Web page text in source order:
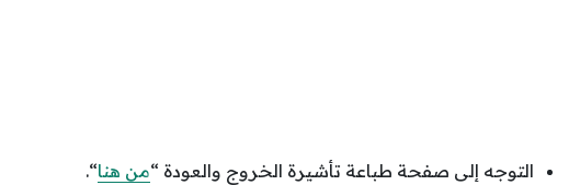
التوجه إلى صفحة طباعة تأشيرة الخروج والعودة “من هنا“.